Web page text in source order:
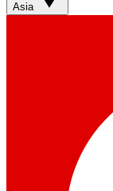
Asia